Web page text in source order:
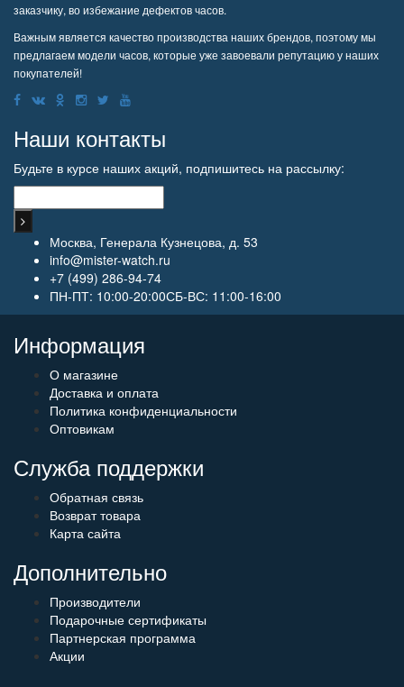
заказчику, во избежание дефектов часов.
Важным является качество производства наших брендов, поэтому мы
предлагаем модели часов, которые уже завоевали репутацию у наших
покупателей!
Наши контакты
Будьте в курсе наших акций, подпишитесь на рассылку:
Москва, Генерала Кузнецова, д. 53
info@mister-watch.ru
+7 (499) 286-94-74
ПН-ПТ: 10:00-20:00СБ-ВС: 11:00-16:00
Информация
О магазине
Доставка и оплата
Политика конфиденциальности
Оптовикам
Служба поддержки
Обратная связь
Возврат товара
Карта сайта
Дополнительно
Производители
Подарочные сертификаты
Партнерская программа
Акции